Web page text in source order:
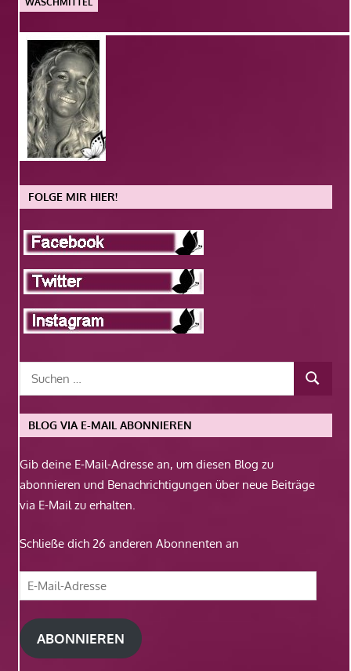
FOLGE MIR HIER!
BLOG VIA E-MAIL ABONNIEREN
Gib deine E-Mail-Adresse an, um diesen Blog zu
abonnieren und Benachrichtigungen über neue Beiträge
via E-Mail zu erhalten.
Schließe dich 26 anderen Abonnenten an
E-
Mail-
Adresse
ABONNIEREN